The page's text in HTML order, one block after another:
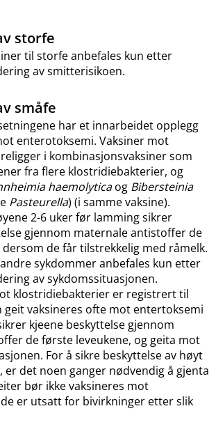
storfe
til storfe anbefales kun etter
av smitterisikoen.
småfe
har et innarbeidet opplegg
enterotoksemi. Vaksiner mot
i kombinasjonsvaksiner som
fra flere klostridiebakterier, og
haemolyticaog Bibersteinia
Pasteurella) (i samme vaksine).
2-6 uker før lamming sikrer
gjennom maternale antistoffer de
de får tilstrekkelig med råmelk.
sykdommer anbefales kun etter
av sykdomssituasjonen.
klostridiebakterier er registrert til
geit vaksineres ofte mot entertoksemi
kjeene beskyttelse gjennom
de første leveukene, og geita mot
For å sikre beskyttelse av høyt
er det noen ganger nødvendig å gjenta
bør ikke vaksineres mot
er utsatt for bivirkninger etter slik